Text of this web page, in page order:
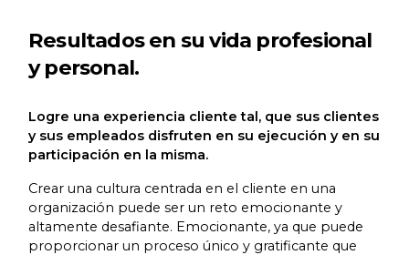
Resultados en su vida profesional
y personal.
Logre una experiencia cliente tal, que sus clientes
y sus empleados disfruten en su ejecución y en su
participación en la misma.
Crear una cultura centrada en el cliente en una
organización puede ser un reto emocionante y
altamente desafiante. Emocionante, ya que puede
proporcionar un proceso único y gratificante que